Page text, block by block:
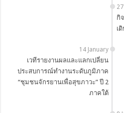
กิ
เ
14 January
เวทีรายงานผลและแลกเปลี่ยน
ประสบการณ์ทำงานระดับภูมิภาค
“ชุมชนจักรยานเพื่อสุขภาวะ” ปี 2
ภาคใต้